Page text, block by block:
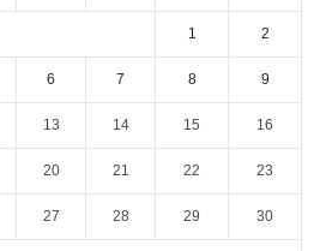
1 2
6 7 8 9
13 14 15 16
20 21 22 23
27 28 29 30